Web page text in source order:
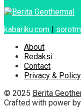
kabariku.com
About
Redaksi
Contact
Privacy & Policy
© 2025 Berita
Crafted with power by